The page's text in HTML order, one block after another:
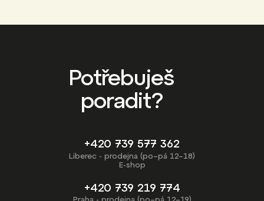
Potřebuješ
poradit?
+420 739 577 362
Liberec - prodejna (po–pá 12–18)
E-shop
+420 739 219 774